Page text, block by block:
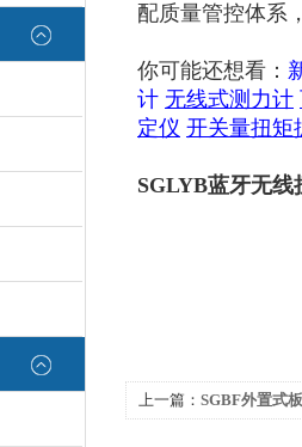
配质量管控体系
你可能还想看：
计 无线式测力计
定仪 开关量扭矩
SGLYB蓝牙无
上一篇： SGBF外置式板环数显测